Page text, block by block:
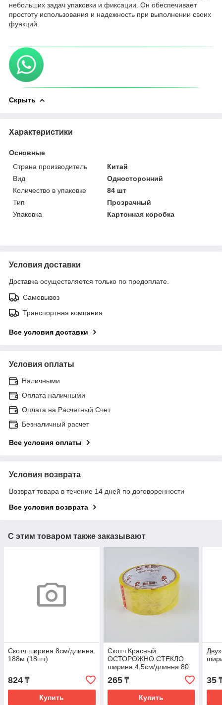
небольших задач упаковки и фиксации. Он обеспечивает
простоту использования и надежность при выполнении своих
функций.
Скрыть
Характеристики
Основные
Страна производитель
Китай
Вид
Односторонний
Количество в упаковке
84 шт
Тип
Прозрачный
Упаковка
Картонная коробка
Условия доставки
Доставка осуществляется только по предоплате.
Самовывоз
Транспортная компания
Все условия доставки
Условия оплаты
Наличными
Оплата наличными
Оплата на Расчетный Счет
Безналичный расчет
Все условия оплаты
Условия возврата
Возврат товара в течение 14 дней по договоренности
Все условия возврата
С этим товаром также заказывают
Скотч ширина 8см/длинна
188м (18шт)
824 ₸
Купить
Скотч Красный
ОСТОРОЖНО СТЕКЛО
ширина 4,5см/длинна 80
265₸
Купить
35